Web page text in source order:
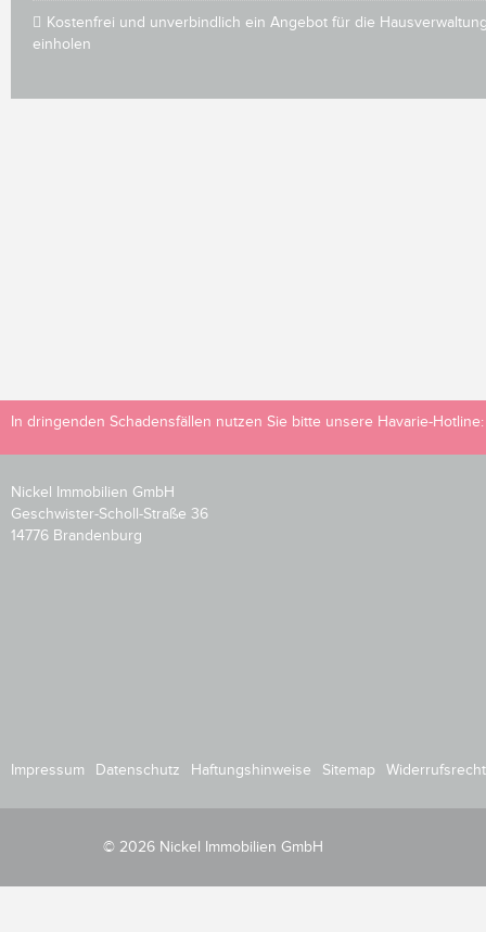
Kostenfrei und unverbindlich ein Angebot für die
einholen
In dringenden Schadensfällen nutzen Sie bitte unsere Havarie-
Nickel Immobilien GmbH
Geschwister-Scholl-Straße 36
14776 Brandenburg
Impressum Datenschutz Haftungshinweise Sitemap
© 2026 Nickel Immobilien GmbH